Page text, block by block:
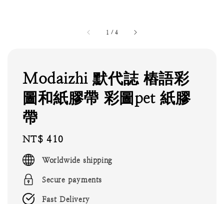
1 /4
Modaizhi 默代誌 樁語彩
圖和紙膠帶 彩圖pet 紙膠
帶
Regular
price
NT$ 410
Worldwide shipping
Secure payments
Fast Delivery